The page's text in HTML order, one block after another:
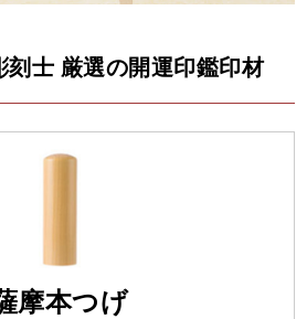
刻士 厳選の開運印鑑印材
摩本つげ